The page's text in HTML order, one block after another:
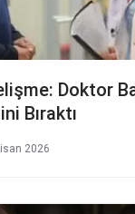
Doktor
Bıraktı
2026